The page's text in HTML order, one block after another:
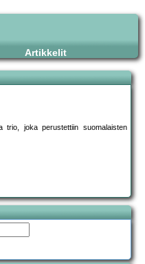
Artikkelit
trio, joka perustettiin suomalaisten